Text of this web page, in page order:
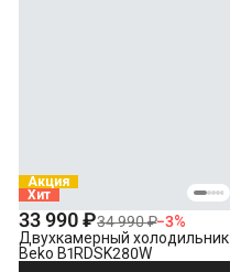
Акция
Хит
33 990 ₽34 990 ₽−3%
Двухкамерный холодильник
Beko B1RDSK280W